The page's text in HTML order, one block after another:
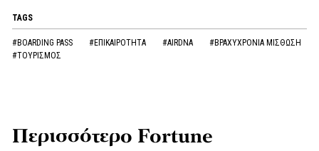
TAGS
#BOARDING PASS #ΕΠΙΚΑΙΡΟΤΗΤΑ #AIRDNA
#ΒΡΑΧΥΧΡΟΝΙΑ ΜΙΣΘΩΣΗ
#ΤΟΥΡΙΣΜΟΣ
Περισσότερο Fortune